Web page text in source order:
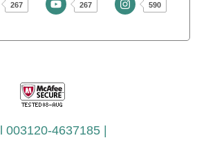
267 267 590
003120-4637185|